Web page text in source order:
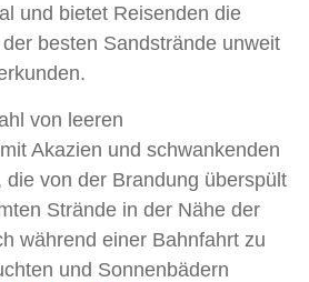
und bietet Reisenden die
besten Sandstrände unweit
von leeren
Akazien und schwankenden
die von der Brandung überspült
Strände in der Nähe der
während einer Bahnfahrt zu
und Sonnenbädern